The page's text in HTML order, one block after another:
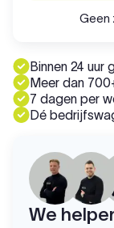
Geen
Binnen 24 uur
Meer dan
7 dagen per
Dé
We